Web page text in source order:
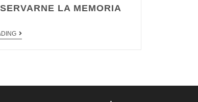
LA MEMORIA